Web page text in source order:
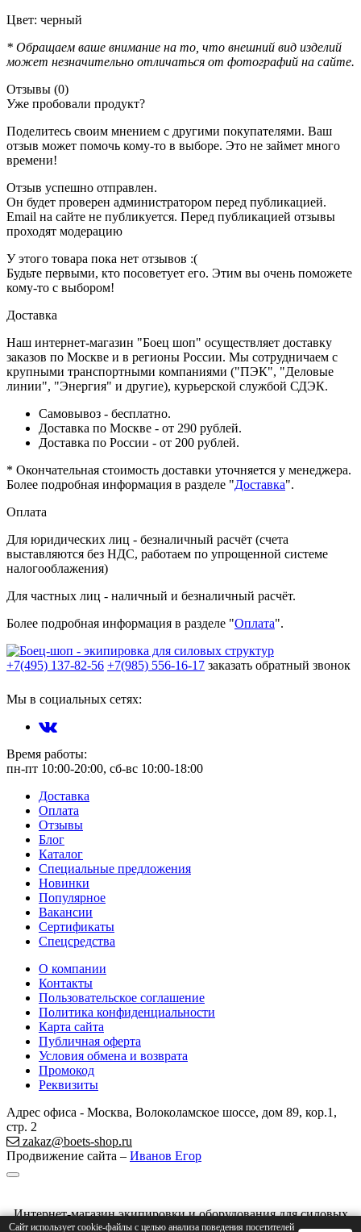
Цвет: черный
* Обращаем ваше внимание на то, что внешний вид изделий
может незначительно отличаться от фотографий на сайте.
Отзывы (0)
Уже пробовали продукт?
Поделитесь своим мнением с другими покупателями. Ваш
отзыв может помочь кому-то в выборе. Это не займет много
времени!
Отзыв успешно отправлен.
Он будет проверен администратором перед публикацией.
Email на сайте не публикуется. Перед публикацией отзывы
проходят модерацию
У этого товара пока нет отзывов :(
Будьте первыми, кто посоветует его. Этим вы очень поможете
кому-то с выбором!
Доставка
Наш интернет-магазин "Боец шоп" осуществляет доставку
заказов по Москве и в регионы России. Мы сотрудничаем с
крупными транспортными компаниями ("ПЭК", "Деловые
линии", "Энергия" и другие), курьерской службой СДЭК.
Самовывоз - бесплатно.
Доставка по Москве - от 290 рублей.
Доставка по России - от 200 рублей.
* Окончательная стоимость доставки уточняется у менеджера.
Более подробная информация в разделе "Доставка".
Оплата
Для юридических лиц - безналичный расчёт (счета
выставляются без НДС, работаем по упрощенной системе
налогооблажения)
Для частных лиц - наличный и безналичный расчёт.
Более подробная информация в разделе "Оплата".
+7(495) 137-82-56 +7(985) 556-16-17 заказать обратный звонок
Мы в социальных сетях:
Время работы:
пн-пт 10:00-20:00, сб-вс 10:00-18:00
Доставка
Оплата
Отзывы
Блог
Каталог
Специальные предложения
Новинки
Популярное
Вакансии
Сертификаты
Спецсредства
О компании
Контакты
Пользовательское соглашение
Политика конфиденциальности
Карта сайта
Публичная оферта
Условия обмена и возврата
Промокод
Реквизиты
Адрес офиса - Москва, Волоколамское шоссе, дом 89, кор.1,
стр. 2
zakaz@boets-shop.ru
Продвижение сайта – Иванов Егор
Интернет-магазин экипировки и оборудования для силовых
структур © 2008 - 2026
Сайт использует cookie-файлы с целью анализа поведения посетителей